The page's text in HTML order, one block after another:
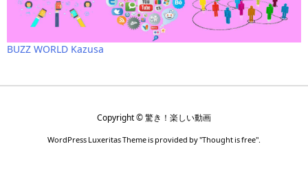
BUZZ WORLD Kazusa
Copyright ©驚き！楽しい動画
WordPress Luxeritas Theme is provided by "Thought is free".